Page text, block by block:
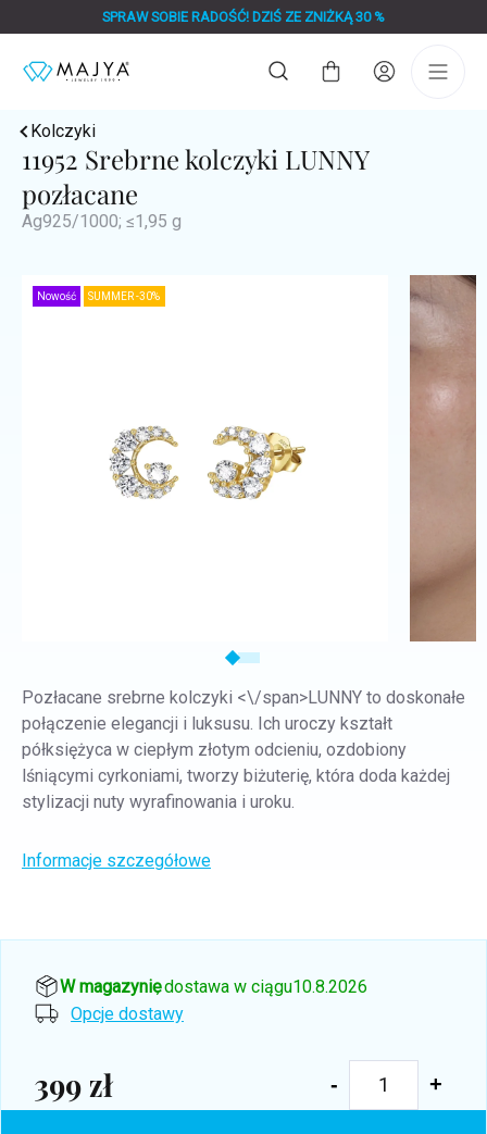
do
SPRAW SOBIE RADOŚĆ! DZIŚ ZE ZNIŻKĄ 30 %
Koszyk
Kolczyki
11952 Srebrne kolczyki LUNNY
pozłacane
Ag925/1000; ≤1,95 g
Nowość SUMMER -30%
Pozłacane srebrne kolczyki <\/span>LUNNY to doskonałe
połączenie elegancji i luksusu. Ich uroczy kształt
półksiężyca w ciepłym złotym odcieniu, ozdobiony
lśniącymi cyrkoniami, tworzy biżuterię, która doda każdej
stylizacji nuty wyrafinowania i uroku.
Informacje szczegółowe
W magazynie, dostawa w ciągu10.8.2026
Opcje dostawy
399 zł
Cena